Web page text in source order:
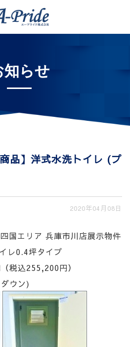
知らせ
品】洋式水洗トイレ (プ
2020年04月08日
国エリア 兵庫市川店展示物件
レ0.4坪タイプ
税込255,200円）
ウン)